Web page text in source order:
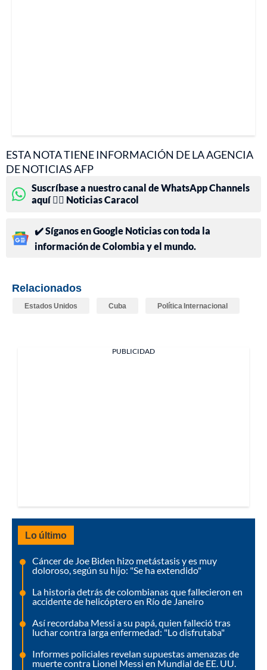
ESTA NOTA TIENE INFORMACIÓN DE LA AGENCIA
DE NOTICIAS AFP
Suscríbase a nuestro canal de WhatsApp Channels
aquí 👉🏻 Noticias Caracol
✔️ Síganos en Google Noticias con toda la
información de Colombia y el mundo.
Relacionados
Estados Unidos Cuba Política Internacional
PUBLICIDAD
Lo último
Cáncer de Joe Biden hizo metástasis y es muy
doloroso, según su hijo: "Se ha extendido"
La historia detrás de colombianas que fallecieron en
accidente de helicóptero en Río de Janeiro
Así recordaba Messi a su papá, quien falleció tras
luchar contra larga enfermedad: "Lo disfrutaba"
Informes policiales revelan supuestas amenazas de
muerte contra Lionel Messi en Mundial de EE. UU.